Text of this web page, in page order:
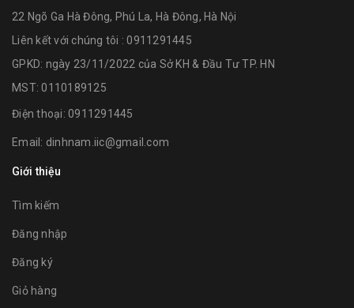
22 Ngõ Ga Hà Đông, Phú La, Hà Đông, Hà Nội
Liên kết với chúng tôi : 0911291445
GPKD: ngày 23/11/2022 của Sở KH & Đầu Tư TP. HN
MST: 0110189125
Điện thoại: 0911291445
Email: dinhnam.iic@gmail.com
Giới thiệu
Tìm kiếm
Đăng nhập
Đăng ký
Giỏ hàng